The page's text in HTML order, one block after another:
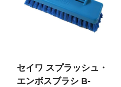
セイワ スプラッシュ・
エンボスブラシ B-